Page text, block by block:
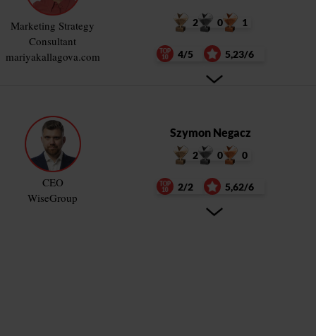
Marketing Strategy
Consultant
mariyakallagova.com
2 0 1
4/5 5,23/6
CEO
WiseGroup
Szymon Negacz
2 0 0
2/2 5,62/6